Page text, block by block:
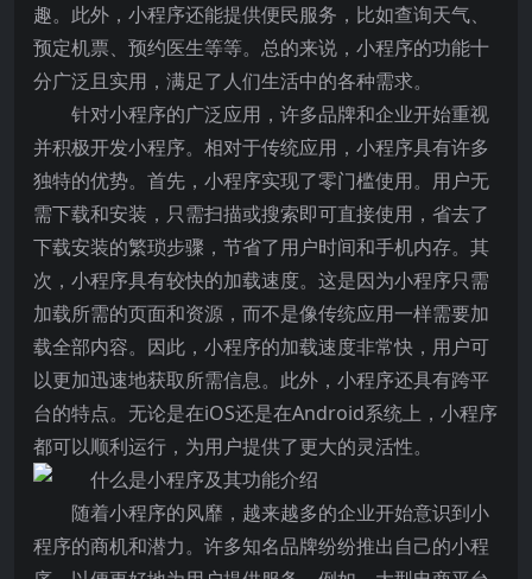
趣。此外，小程序还能提供便民服务，比如查询天气、
预定机票、预约医生等等。总的来说，小程序的功能十
分广泛且实用，满足了人们生活中的各种需求。
针对小程序的广泛应用，许多品牌和企业开始重视
并积极开发小程序。相对于传统应用，小程序具有许多
独特的优势。首先，小程序实现了零门槛使用。用户无
需下载和安装，只需扫描或搜索即可直接使用，省去了
下载安装的繁琐步骤，节省了用户时间和手机内存。其
次，小程序具有较快的加载速度。这是因为小程序只需
加载所需的页面和资源，而不是像传统应用一样需要加
载全部内容。因此，小程序的加载速度非常快，用户可
以更加迅速地获取所需信息。此外，小程序还具有跨平
台的特点。无论是在iOS还是在Android系统上，小程序
都可以顺利运行，为用户提供了更大的灵活性。
随着小程序的风靡，越来越多的企业开始意识到小
程序的商机和潜力。许多知名品牌纷纷推出自己的小程